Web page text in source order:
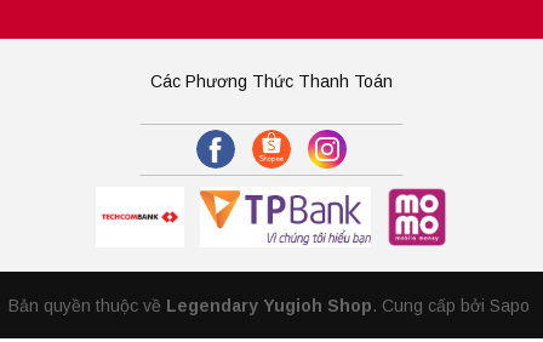
Các Phương Thức Thanh Toán
Bản quyền thuộc về Legendary Yugioh Shop. Cung cấp bởi Sapo